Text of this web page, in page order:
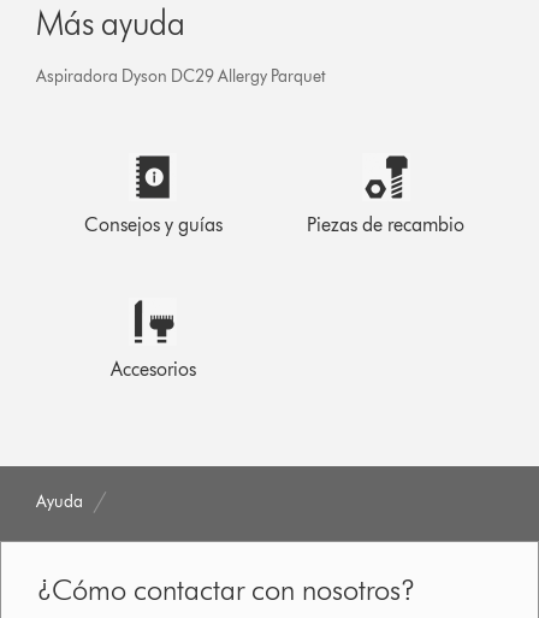
Más ayuda
Aspiradora Dyson DC29 Allergy Parquet
Consejos y guías Piezas de recambio
Accesorios
Ayuda
¿Cómo contactar con nosotros?